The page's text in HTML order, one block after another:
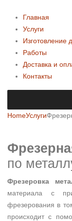
Главная
Услуги
Изготовление
Работы
Доставка и
Контакты
HomeУслуги
по
Фрезеровка
материала с
фрезерования в
происходит с